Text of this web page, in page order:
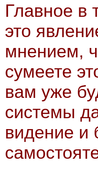
Главное в
это
мнением,
сумеете
вам уже
системы
видение и